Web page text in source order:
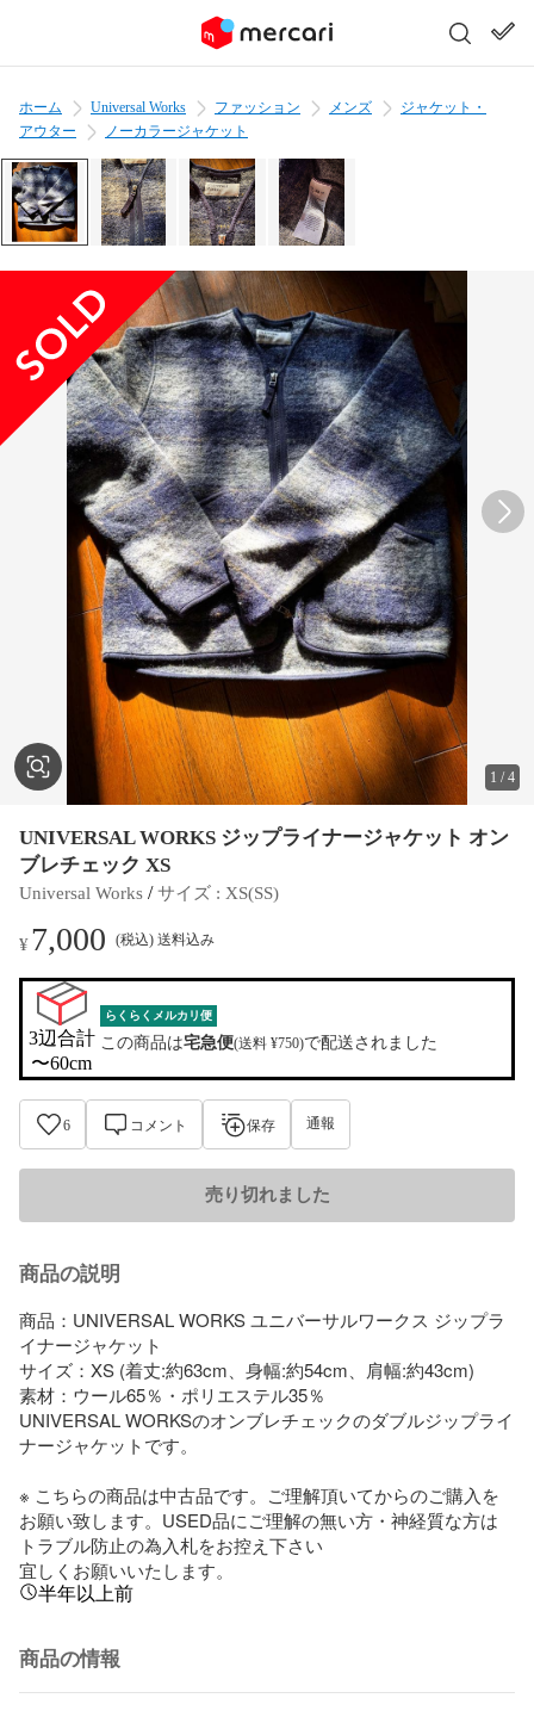
ホーム Universal Works ファッション メンズ
ジャケット・
アウター
ノーカラージャケット
1 /4
UNIVERSAL WORKS ジップライナージャケット オン
ブレチェック XS
Universal Works / サイズ : XS(SS)
¥7,000 (税込) 送料込み
3辺合計
〜60cm
らくらくメルカリ便
この商品は宅急便(送料 ¥750)で配送されました
6 コメント 保存 通報
売り切れました
商品の説明
商品：UNIVERSAL WORKS ユニバーサルワークス ジップラ
イナージャケット
サイズ：XS (着丈:約63cm、身幅:約54cm、肩幅:約43cm)
素材：ウール65％・ポリエステル35％
UNIVERSAL WORKSのオンブレチェックのダブルジップライ
ナージャケットです。
※ こちらの商品は中古品です。ご理解頂いてからのご購入を
お願い致します。USED品にご理解の無い方・神経質な方は
トラブル防止の為入札をお控え下さい
宜しくお願いいたします。
半年以上前
商品の情報